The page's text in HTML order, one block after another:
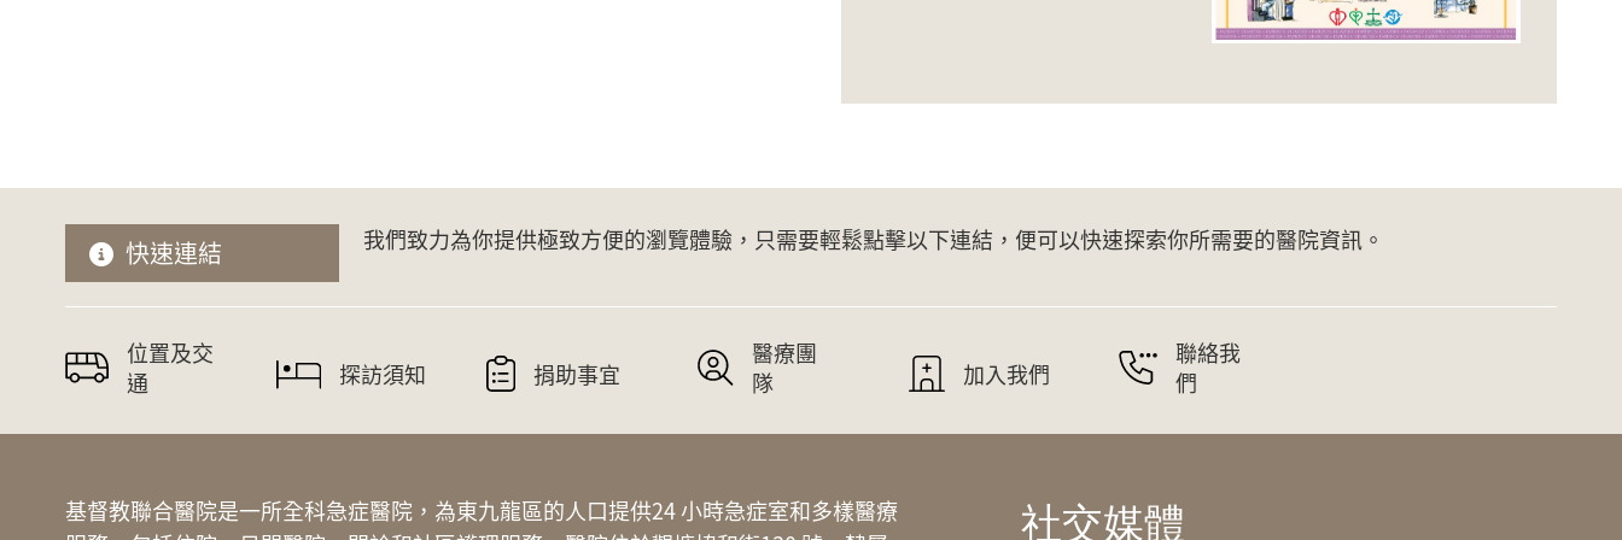
快速連結 我們致力為你提供極致方便的瀏覽體驗，只需要輕鬆點擊以下連結，便可以快速探索你所需要的醫院資訊。
位置及交
通
探訪須知 捐助事宜
醫療團
隊
加入我們
聯絡我
們
基督教聯合醫院是一所全科急症醫院，為東九龍區的人口提供24 小時急症室和多樣醫療
社交媒體